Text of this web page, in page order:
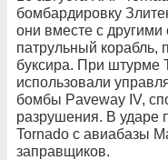
бомбардировку
они вместе с
патрульный корабль,
буксира. При штурме
использовали
бомбы Paveway IV,
разрушения. В ударе
Tornado с авиабазы
заправщиков.